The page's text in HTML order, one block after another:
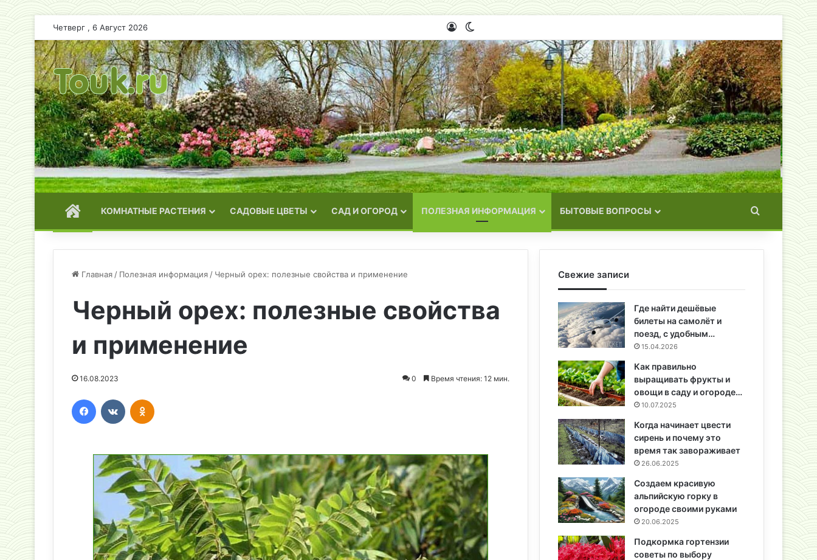
Четверг , 6 Август 2026 Войти
ГЛАВНАЯКОМНАТНЫЕ РАСТЕНИЯ САДОВЫЕ ЦВЕТЫ САД И ОГОРОД ПОЛЕЗНАЯ ИНФОРМАЦИЯ БЫТОВЫЕ ВОПРОСЫ Искать
Главная / Полезная информация / Черный орех: полезные свойства и применение
Черный орех: полезные свойства
и применение
16.08.2023 0 Время чтения: 12 мин.
Свежие записи
Где найти дешёвые
билеты на самолёт и
поезд, с удобным…
15.04.2026
Как правильно
выращивать фрукты и
овощи в саду и огороде…
10.07.2025
Когда начинает цвести
сирень и почему это
время так завораживает
26.06.2025
Создаем красивую
альпийскую горку в
огороде своими руками
20.06.2025
Подкормка гортензии
советы по выбору